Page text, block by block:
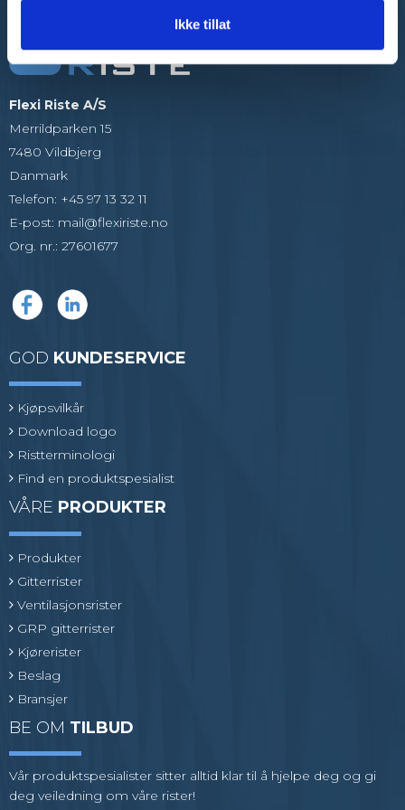
Ikke tillat
Flexi Riste A/S
Merrildparken 15
7480 Vildbjerg
Danmark
Telefon: +45 97 13 32 11
E-post: mail@flexiriste.no
Org. nr.: 27601677
GOD KUNDESERVICE
Kjøpsvilkår
Download logo
Ristterminologi
Find en produktspesialist
VÅRE PRODUKTER
Produkter
Gitterrister
Ventilasjonsrister
GRP gitterrister
Kjørerister
Beslag
Bransjer
BE OM TILBUD
Vår produktspesialister sitter alltid klar til å hjelpe deg og gi
deg veiledning om våre rister!